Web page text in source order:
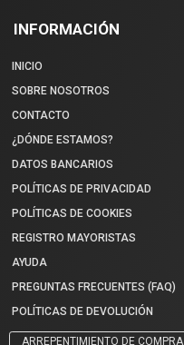
INFORMACIÓN
INICIO
SOBRE NOSOTROS
CONTACTO
¿DÓNDE ESTAMOS?
DATOS BANCARIOS
POLÍTICAS DE PRIVACIDAD
POLÍTICAS DE COOKIES
REGISTRO MAYORISTAS
AYUDA
PREGUNTAS FRECUENTES (FAQ)
POLÍTICAS DE DEVOLUCIÓN
ARREPENTIMIENTO DE COMPRA